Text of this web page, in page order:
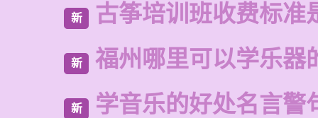
新 古筝培训班收费标准
新 福州哪里可以学乐器
新 学音乐的好处名言警